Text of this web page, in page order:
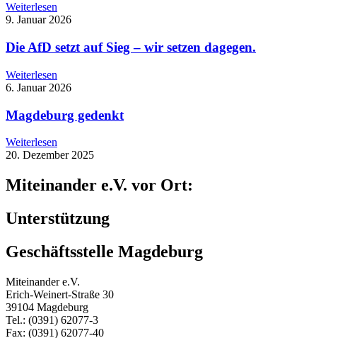
Weiterlesen
9. Januar 2026
Die AfD setzt auf Sieg – wir setzen dagegen.
Weiterlesen
6. Januar 2026
Magdeburg gedenkt
Weiterlesen
20. Dezember 2025
Miteinander e.V. vor Ort:
Unterstützung
Geschäftsstelle Magdeburg
Miteinander e.V.
Erich-Weinert-Straße 30
39104 Magdeburg
Tel.: (0391) 62077-3
Fax: (0391) 62077-40